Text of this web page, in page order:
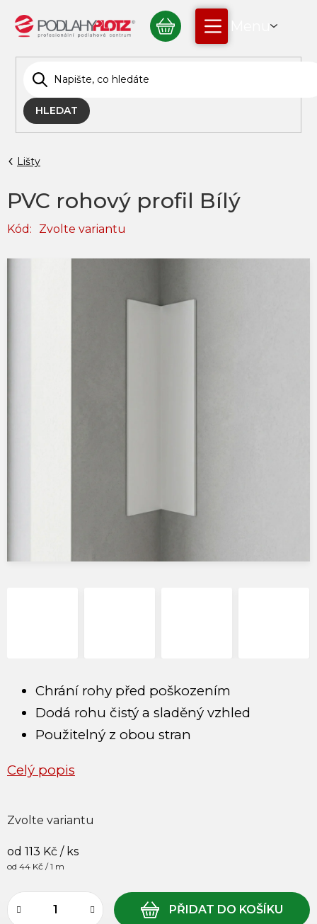
obsah
HLEDAT
NÁKUPNÍ
KOŠÍK
Lišty
PVC rohový profil Bílý
Kód: Zvolte variantu
Chrání rohy před poškozením
Dodá rohu čistý a sladěný vzhled
Použitelný z obou stran
Celý popis
od 113 Kč / ks
Měrná cena:
od 44 Kč / 1 m
Zvolte variantu